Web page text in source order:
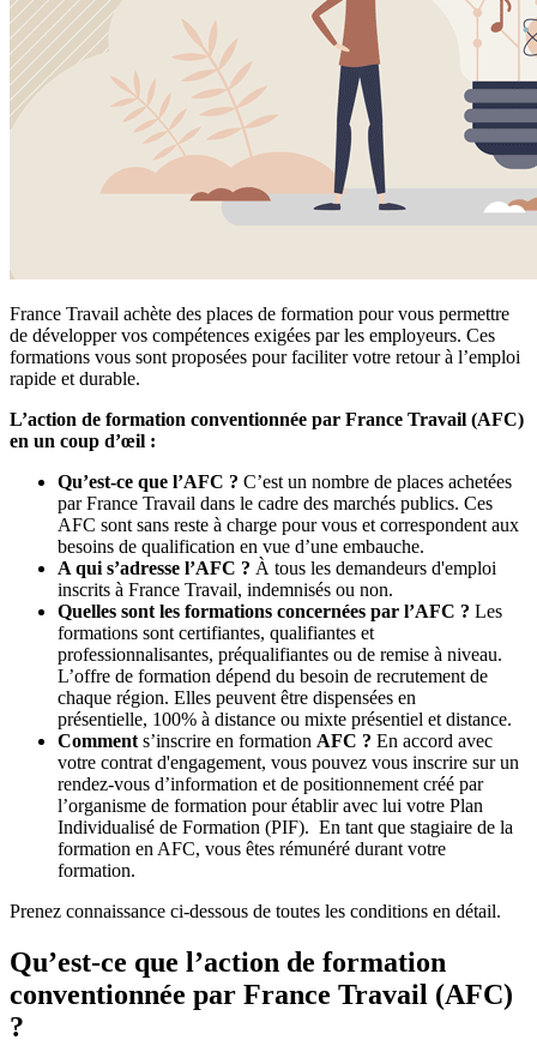
France Travail achète des places de formation pour vous permettre
de développer vos compétences exigées par les employeurs. Ces
formations vous sont proposées pour faciliter votre retour à l’emploi
rapide et durable.
L’action de formation conventionnée par France Travail (AFC)
en un coup d’œil :
Qu’est-ce que l’AFC ? C’est un nombre de places achetées
par France Travail dans le cadre des marchés publics. Ces
AFC sont sans reste à charge pour vous et correspondent aux
besoins de qualification en vue d’une embauche.
A qui s’adresse l’AFC ? À tous les demandeurs d'emploi
inscrits à France Travail, indemnisés ou non.
Quelles sont les formations concernées par l’AFC ? Les
formations sont certifiantes, qualifiantes et
professionnalisantes, préqualifiantes ou de remise à niveau.
L’offre de formation dépend du besoin de recrutement de
chaque région. Elles peuvent être dispensées en
présentielle, 100% à distance ou mixte présentiel et distance.
Comment s’inscrire en formation AFC ? En accord avec
votre contrat d'engagement, vous pouvez vous inscrire sur un
rendez-vous d’information et de positionnement créé par
l’organisme de formation pour établir avec lui votre Plan
Individualisé de Formation (PIF). En tant que stagiaire de la
formation en AFC, vous êtes rémunéré durant votre
formation.
Prenez connaissance ci-dessous de toutes les conditions en détail.
Qu’est-ce que l’action de formation
conventionnée par France Travail (AFC)
?